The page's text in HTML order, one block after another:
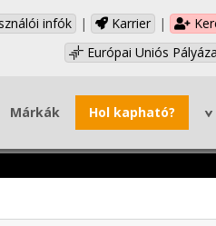
infók | Karrier |
Európai Uniós
Márkák Hol kapható?